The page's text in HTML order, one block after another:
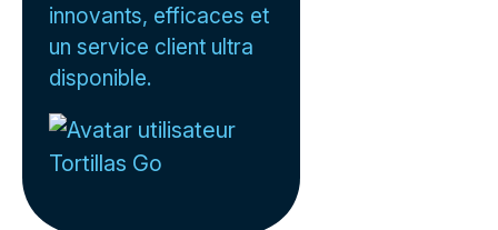
innovants, efficaces et
un service client ultra
disponible.
Tortillas Go